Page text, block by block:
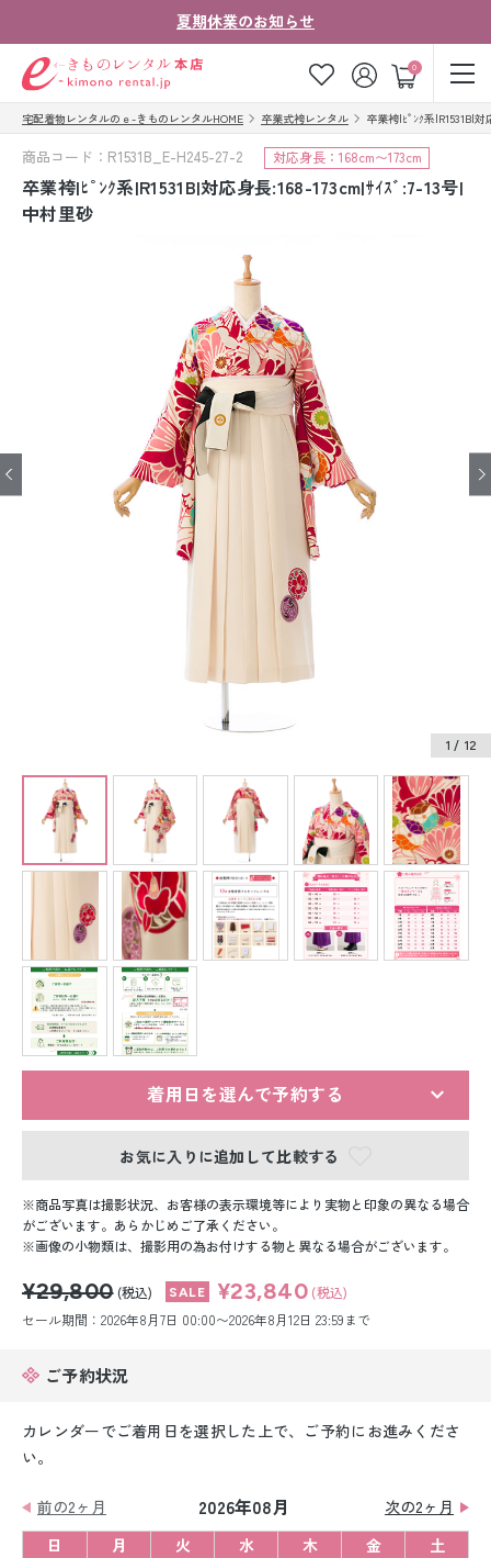
夏期休業のお知らせ
0
ゲスト
お気に入り ログイン カート
ご注文の流れ
会社案内
法人・グループの
お客様はこちら
着物の種類から探す
振袖レンタル
ジュニア着物レンタル
ジュニア洋装レンタル
ベビー洋装レンタル
紋付袴レンタル
留袖レンタル
男性礼装レンタル
白無垢&紋付袴レンタル
引き振袖レンタル
小物販売品
宅配着物レンタルのｅ-きものレンタルHOME 卒業式袴レンタル 卒業袴|ﾋﾟﾝｸ系|R1531B|
商品コード：R1531B_E-H245-27-2 対応身長：168cm〜173cm
卒業袴|ﾋﾟﾝｸ系|R1531B|対応身長:168-173cm|ｻｲｽﾞ:7-13号|
中村里砂
1 / 12
着用日を選んで予約する
お気に入りに追加して比較する
商品写真は撮影状況、お客様の表示環境等により実物と印象の異なる場合
がございます。あらかじめご了承ください。
画像の小物類は、撮影用の為お付けする物と異なる場合がございます。
¥29,800 (税込) ¥23,840 (税込)
セール期間：2026年8月7日 00:00〜2026年8月12日 23:59まで
ご予約状況
カレンダーでご着用日を選択した上で、ご予約にお進みくださ
い。
前の2ヶ月 2026年08月
次の2ヶ月
日
月 火 水 木 金 土